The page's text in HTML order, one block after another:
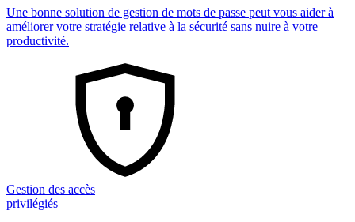
Une bonne solution de gestion de mots de passe peut vous aider à
améliorer votre stratégie relative à la sécurité sans nuire à votre
productivité.
Gestion des accès
privilégiés